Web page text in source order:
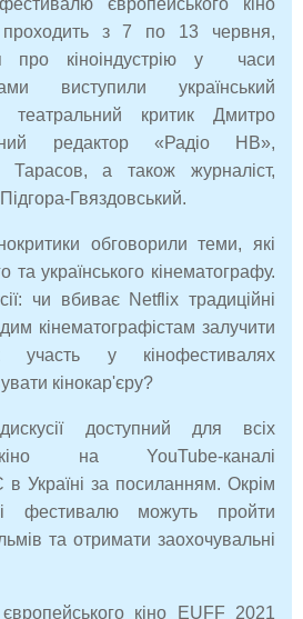
з 7 по 13 червня,
про кіноіндустрію у часи
виступили український
театральний критик Дмитро
редактор «Радіо НВ»,
Тарасов, а також журналіст,
Гвяздовський.
обговорили теми, які
та українського кінематографу.
чи вбиває Netflix традиційні
кінематографістам залучити
участь у кінофестивалях
кінокар'єру?
доступний для всіх
кіно на YouTube-каналі
Україні за посиланням. Окрім
фестивалю можуть пройти
та отримати заохочувальні
кіно EUFF 2021